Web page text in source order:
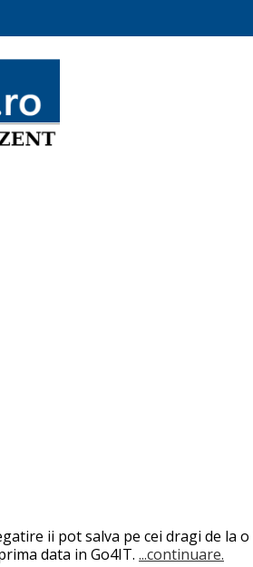
ii pot salva pe cei dragi de la
data in Go4IT. ...continuare.